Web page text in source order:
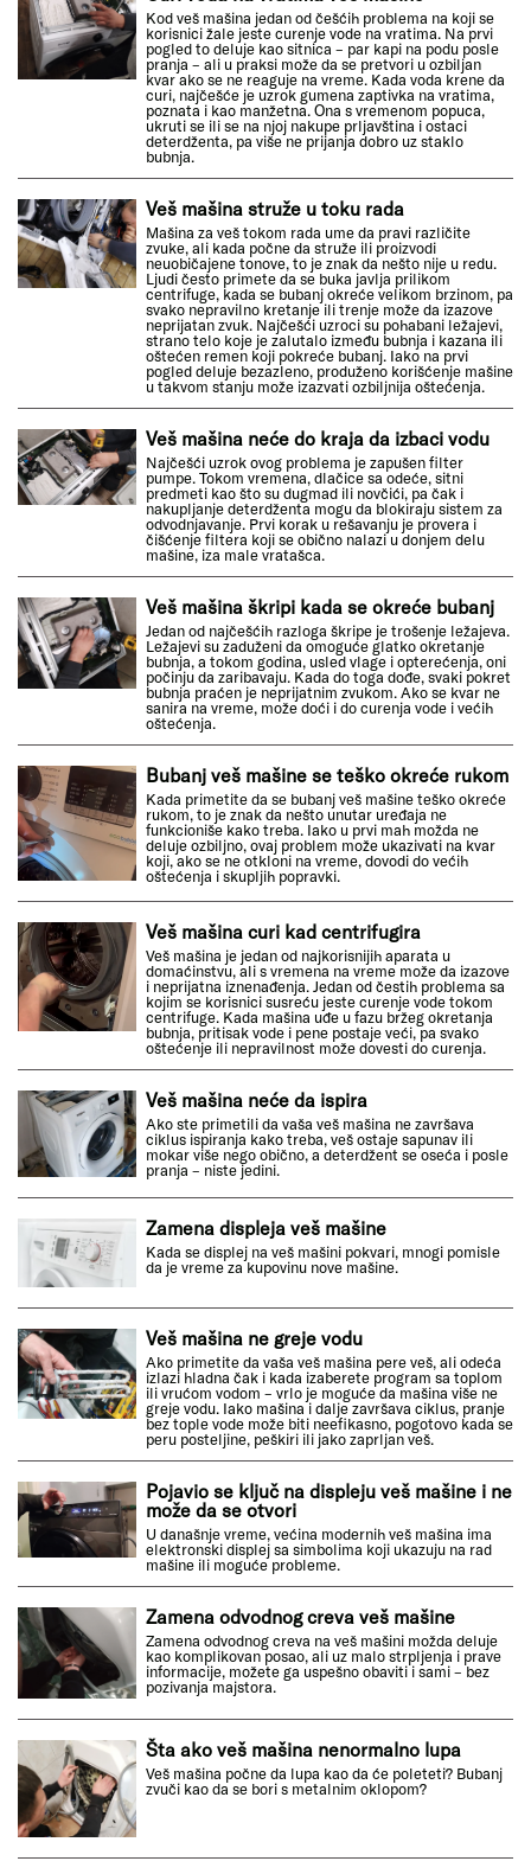
Kod veš mašina jedan od češćih problema na koji se
korisnici žale jeste curenje vode na vratima. Na prvi
pogled to deluje kao sitnica – par kapi na podu posle
pranja – ali u praksi može da se pretvori u ozbiljan
kvar ako se ne reaguje na vreme. Kada voda krene da
curi, najčešće je uzrok gumena zaptivka na vratima,
poznata i kao manžetna. Ona s vremenom popuca,
ukruti se ili se na njoj nakupe prljavština i ostaci
deterdženta, pa više ne prijanja dobro uz staklo
bubnja.
Veš mašina struže u toku rada
Mašina za veš tokom rada ume da pravi različite
zvuke, ali kada počne da struže ili proizvodi
neuobičajene tonove, to je znak da nešto nije u redu.
Ljudi često primete da se buka javlja prilikom
centrifuge, kada se bubanj okreće velikom brzinom, pa
svako nepravilno kretanje ili trenje može da izazove
neprijatan zvuk. Najčešći uzroci su pohabani ležajevi,
strano telo koje je zalutalo između bubnja i kazana ili
oštećen remen koji pokreće bubanj. Iako na prvi
pogled deluje bezazleno, produženo korišćenje mašine
u takvom stanju može izazvati ozbiljnija oštećenja.
Veš mašina neće do kraja da izbaci vodu
Najčešći uzrok ovog problema je zapušen filter
pumpe. Tokom vremena, dlačice sa odeće, sitni
predmeti kao što su dugmad ili novčići, pa čak i
nakupljanje deterdženta mogu da blokiraju sistem za
odvodnjavanje. Prvi korak u rešavanju je provera i
čišćenje filtera koji se obično nalazi u donjem delu
mašine, iza male vratašca.
Veš mašina škripi kada se okreće bubanj
Jedan od najčešćih razloga škripe je trošenje ležajeva.
Ležajevi su zaduženi da omoguće glatko okretanje
bubnja, a tokom godina, usled vlage i opterećenja, oni
počinju da zaribavaju. Kada do toga dođe, svaki pokret
bubnja praćen je neprijatnim zvukom. Ako se kvar ne
sanira na vreme, može doći i do curenja vode i većih
oštećenja.
Bubanj veš mašine se teško okreće rukom
Kada primetite da se bubanj veš mašine teško okreće
rukom, to je znak da nešto unutar uređaja ne
funkcioniše kako treba. Iako u prvi mah možda ne
deluje ozbiljno, ovaj problem može ukazivati na kvar
koji, ako se ne otkloni na vreme, dovodi do većih
oštećenja i skupljih popravki.
Veš mašina curi kad centrifugira
Veš mašina je jedan od najkorisnijih aparata u
domaćinstvu, ali s vremena na vreme može da izazove
i neprijatna iznenađenja. Jedan od čestih problema sa
kojim se korisnici susreću jeste curenje vode tokom
centrifuge. Kada mašina uđe u fazu bržeg okretanja
bubnja, pritisak vode i pene postaje veći, pa svako
oštećenje ili nepravilnost može dovesti do curenja.
Veš mašina neće da ispira
Ako ste primetili da vaša veš mašina ne završava
ciklus ispiranja kako treba, veš ostaje sapunav ili
mokar više nego obično, a deterdžent se oseća i posle
pranja – niste jedini.
Zamena displeja veš mašine
Kada se displej na veš mašini pokvari, mnogi pomisle
da je vreme za kupovinu nove mašine.
Veš mašina ne greje vodu
Ako primetite da vaša veš mašina pere veš, ali odeća
izlazi hladna čak i kada izaberete program sa toplom
ili vrućom vodom – vrlo je moguće da mašina više ne
greje vodu. Iako mašina i dalje završava ciklus, pranje
bez tople vode može biti neefikasno, pogotovo kada se
peru posteljine, peškiri ili jako zaprljan veš.
Pojavio se ključ na displeju veš mašine i ne
može da se otvori
U današnje vreme, većina modernih veš mašina ima
elektronski displej sa simbolima koji ukazuju na rad
mašine ili moguće probleme.
Zamena odvodnog creva veš mašine
Zamena odvodnog creva na veš mašini možda deluje
kao komplikovan posao, ali uz malo strpljenja i prave
informacije, možete ga uspešno obaviti i sami – bez
pozivanja majstora.
Šta ako veš mašina nenormalno lupa
Veš mašina počne da lupa kao da će poleteti? Bubanj
zvuči kao da se bori s metalnim oklopom?